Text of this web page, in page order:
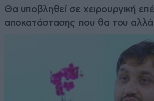
Θα υποβληθεί σε χειρουργική
αποκατάστασης που θα του